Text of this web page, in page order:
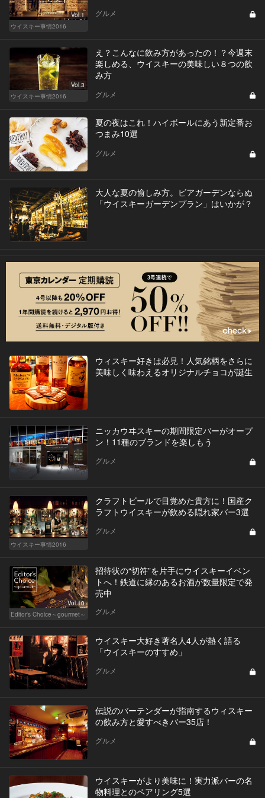
Vol.1
ウイスキー事情2016
グルメ
Vol.3
ウイスキー事情2016
え？こんなに飲み方があったの！？今週末
楽しめる、ウイスキーの美味しい８つの飲
み方
グルメ
夏の夜はこれ！ハイボールにあう新定番お
つまみ10選
グルメ
大人な夏の愉しみ方。ビアガーデンならぬ
「ウイスキーガーデンプラン」はいかが？
ウィスキー好きは必見！人気銘柄をさらに
美味しく味わえるオリジナルチョコが誕生
ニッカウヰスキーの期間限定バーがオープ
ン！11種のブランドを楽しもう
グルメ
Vol.2
ウイスキー事情2016
クラフトビールで目覚めた貴方に！国産ク
ラフトウイスキーが飲める隠れ家バー3選
グルメ
Vol.10
Editor's Choice～gourmet～
招待状の“切符”を片手にウイスキーイベン
トへ！鉄道に縁のあるお酒が数量限定で発
売中
グルメ
ウイスキー大好き著名人4人が熱く語る
「ウイスキーのすすめ」
グルメ
伝説のバーテンダーが指南するウィスキー
の飲み方と愛すべきバー35店！
グルメ
ウイスキーがより美味に！実力派バーの名
物料理とのペアリング5選